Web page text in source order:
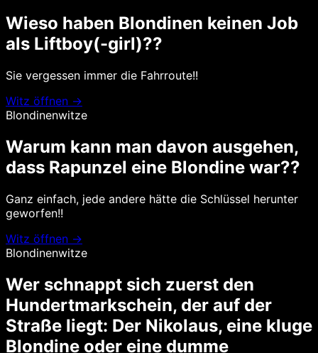
Wieso haben Blondinen keinen Job
als Liftboy(-girl)??
Sie vergessen immer die Fahrroute!!
Witz öffnen →
Blondinenwitze
Warum kann man davon ausgehen,
dass Rapunzel eine Blondine war??
Ganz einfach, jede andere hätte die Schlüssel herunter
geworfen!!
Witz öffnen →
Blondinenwitze
Wer schnappt sich zuerst den
Hundertmarkschein, der auf der
Straße liegt: Der Nikolaus, eine kluge
Blondine oder eine dumme